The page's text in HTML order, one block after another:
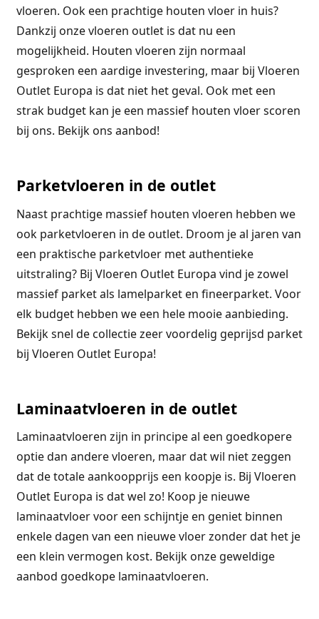
vloeren. Ook een prachtige houten vloer in huis?
Dankzij onze vloeren outlet is dat nu een
mogelijkheid. Houten vloeren zijn normaal
gesproken een aardige investering, maar bij Vloeren
Outlet Europa is dat niet het geval. Ook met een
strak budget kan je een massief houten vloer scoren
bij ons. Bekijk ons aanbod!
Parketvloeren in de outlet
Naast prachtige massief houten vloeren hebben we
ook parketvloeren in de outlet. Droom je al jaren van
een praktische parketvloer met authentieke
uitstraling? Bij Vloeren Outlet Europa vind je zowel
massief parket als lamelparket en fineerparket. Voor
elk budget hebben we een hele mooie aanbieding.
Bekijk snel de collectie zeer voordelig geprijsd parket
bij Vloeren Outlet Europa!
Laminaatvloeren in de outlet
Laminaatvloeren zijn in principe al een goedkopere
optie dan andere vloeren, maar dat wil niet zeggen
dat de totale aankoopprijs een koopje is. Bij Vloeren
Outlet Europa is dat wel zo! Koop je nieuwe
laminaatvloer voor een schijntje en geniet binnen
enkele dagen van een nieuwe vloer zonder dat het je
een klein vermogen kost. Bekijk onze geweldige
aanbod goedkope laminaatvloeren.